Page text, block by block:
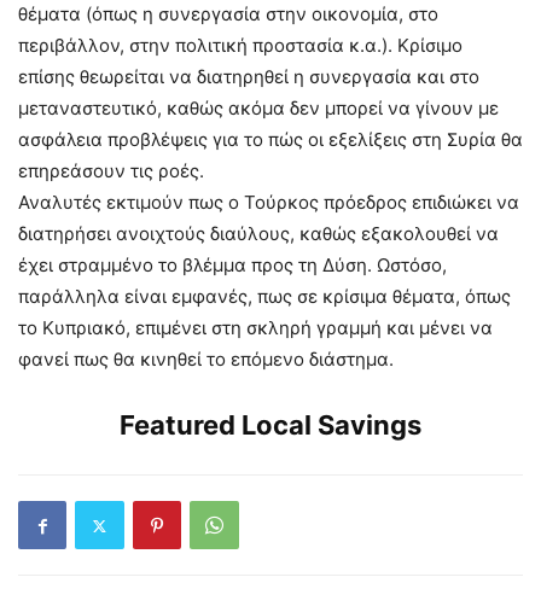
θέματα (όπως η συνεργασία στην οικονομία, στο
περιβάλλον, στην πολιτική προστασία κ.α.). Κρίσιμο
επίσης θεωρείται να διατηρηθεί η συνεργασία και στο
μεταναστευτικό, καθώς ακόμα δεν μπορεί να γίνουν με
ασφάλεια προβλέψεις για το πώς οι εξελίξεις στη Συρία θα
επηρεάσουν τις ροές.
Αναλυτές εκτιμούν πως ο Τούρκος πρόεδρος επιδιώκει να
διατηρήσει ανοιχτούς διαύλους, καθώς εξακολουθεί να
έχει στραμμένο το βλέμμα προς τη Δύση. Ωστόσο,
παράλληλα είναι εμφανές, πως σε κρίσιμα θέματα, όπως
το Κυπριακό, επιμένει στη σκληρή γραμμή και μένει να
φανεί πως θα κινηθεί το επόμενο διάστημα.
Featured Local Savings